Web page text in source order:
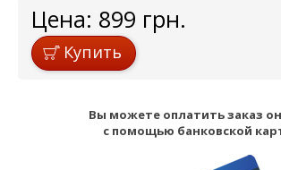
Цена: 899 грн.
Купить
Вы можете оплатить заказ
с помощью банковской